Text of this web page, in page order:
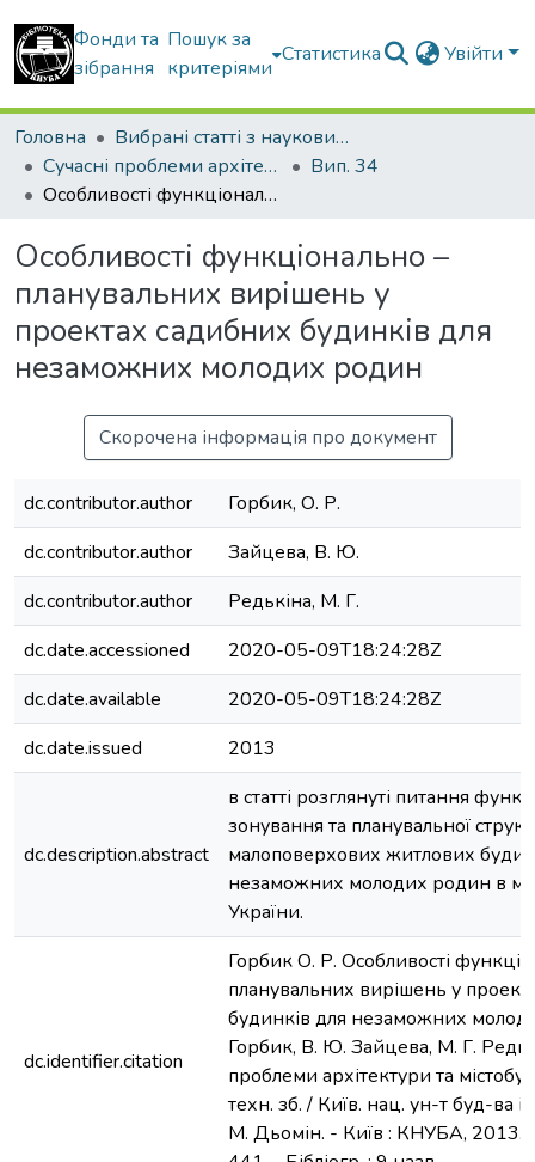
Фонди та
зібрання
Пошук за
критеріями
Статистика Увійти
Головна
Вибрані статті з наукових збірників КНУБА
Сучасні проблеми архітектури та містобудування
Вип. 34
Особливості функціонально – планувальних вирішень у проектах садибних будинків для незаможних молодих родин
Особливості функціонально –
планувальних вирішень у
проектах садибних будинків для
незаможних молодих родин
Скорочена інформація про документ
dc.contributor.author
Горбик, О. Р.
dc.contributor.author
Зайцева, В. Ю.
dc.contributor.author
Редькіна, М. Г.
dc.date.accessioned
2020-05-09T18:24:28Z
dc.date.available
2020-05-09T18:24:28Z
dc.date.issued
2013
dc.description.abstract
в статті розглянуті питання
зонування та планувальної
малоповерхових житлових
незаможних молодих родин в
України.
dc.identifier.citation
Горбик О. Р. Особливості
планувальних вирішень у
будинків для незаможних
Горбик, В. Ю. Зайцева, М. Г.
проблеми архітектури та
техн. зб. / Київ. нац. ун-т буд-ва і
М. Дьомін. - Київ : КНУБА, 2013.